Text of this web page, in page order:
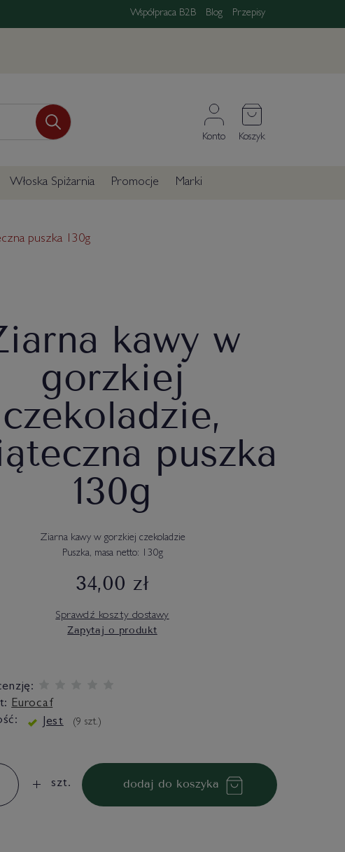
Współpraca B2B Blog Przepisy
Konto Koszyk
Włoska Spiżarnia Promocje Marki
puszka 130g
kawy w
gorzkiej
czekoladzie,
puszka
130g
Ziarna kawy w gorzkiej czekoladzie
Puszka, masa netto: 130g
34,00 zł
Sprawdź koszty dostawy
Zapytaj o produkt
Eurocaf
Jest (9 szt.)
szt. dodaj do koszyka